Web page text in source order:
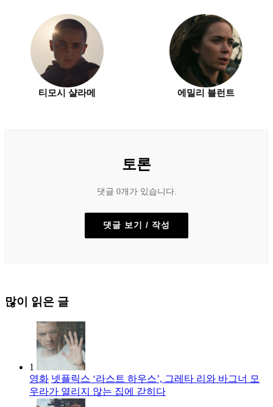
티모시 샬라메 에밀리 블런트
토론
댓글 0개가 있습니다.
댓글 보기 / 작성
많이 읽은 글
1
영화 넷플릭스 ‘라스트 하우스’, 그레타 리와 바그너 모
우라가 열리지 않는 집에 갇히다